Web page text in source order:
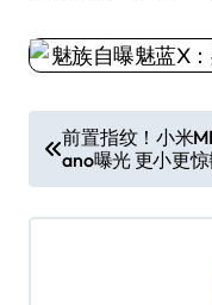
章
导
前置指纹！小米
ano曝光 更小更